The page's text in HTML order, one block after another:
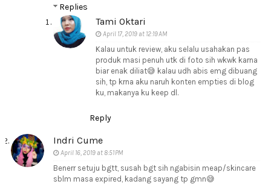
Replies
Tami Oktari
April 17, 2019 at 12:19 AM
Kalau untuk review, aku selalu usahakan pas
produk masi penuh utk di foto sih wkwk karna
biar enak diliat😅 kalau udh abis emg dibuang
sih, tp krna aku naruh konten empties di blog
ku, makanya ku keep dl.
Reply
Indri Cume
April 16, 2019 at 8:51 PM
Benerr setuju bgtt, susah bgt sih ngabisin meap/skincare
sblm masa expired, kadang sayang tp gmn😅